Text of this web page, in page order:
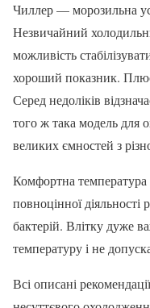
Чиллер — морозильна
Незвичайний
можливість
хороший показник.
Серед недоліків
того ж така модель для
великих ємностей з
Комфортна температура
повноцінної
бактерій. Влітку дуже
температуру і не
Всі описані